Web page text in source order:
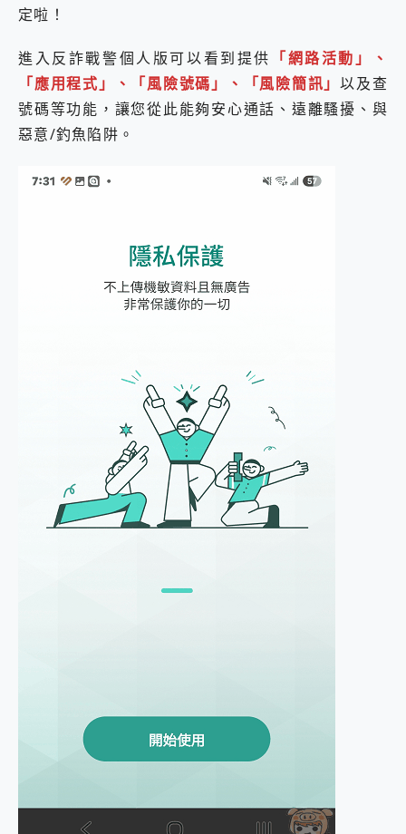
定啦！
進入反詐戰警個人版可以看到提供 「網路活動」、
「應用程式」、「風險號碼」、「風險簡訊」以及查
號碼等功能，讓您從此能夠安心通話、遠離騷擾、與
惡意/釣魚陷阱。